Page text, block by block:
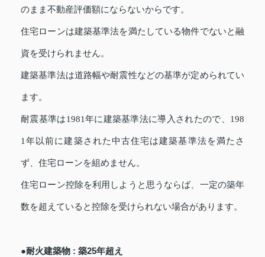
のまま不動産評価額にならないからです。
住宅ローンは建築基準法を満たしている物件でないと融
資を受けられません。
建築基準法は道路幅や耐震性などの基準が定められてい
ます。
耐震基準は1981年に建築基準法に導入されたので、198
1年以前に建築された中古住宅は建築基準法を満たさ
ず、住宅ローンを組めません。
住宅ローン控除を利用しようと思うならば、一定の築年
数を超えていると控除を受けられない場合があります。
●耐火建築物 : 築25年超え